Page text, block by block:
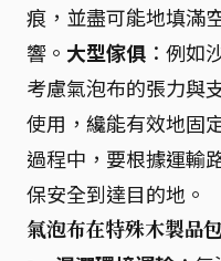
痕，並盡可能地填滿
響。 大型傢俱 ：例如
考慮氣泡布的張力與
使用，纔能有效地固
過程中，要根據運輸
保安全到達目的地。
氣泡布在特殊木製品